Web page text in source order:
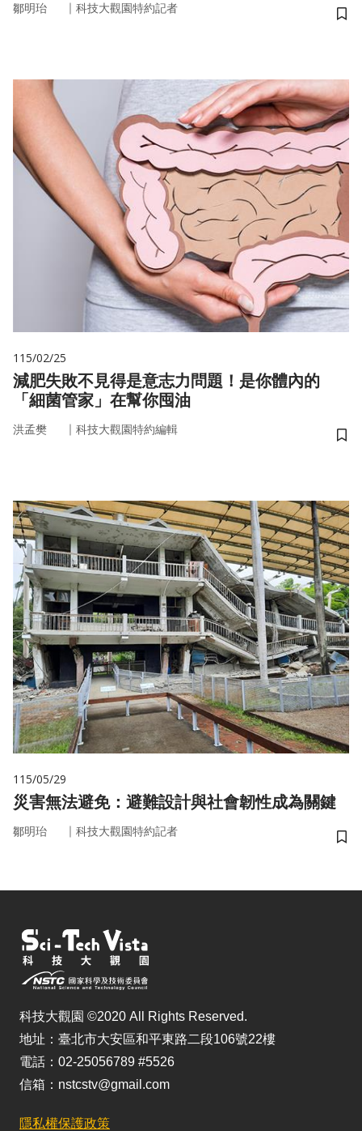
鄒明珆 ｜ 科技大觀園特約記者
儲
115/02/25
減肥失敗不見得是意志力問題！是你體內的
「細菌管家」在幫你囤油
洪孟樊 ｜ 科技大觀園特約編輯
儲
115/05/29
災害無法避免：避難設計與社會韌性成為關鍵
鄒明珆 ｜ 科技大觀園特約記者
儲
科技大觀園 ©2020 All Rights Reserved.
地址：臺北市大安區和平東路二段106號22樓
電話：02-25056789 #5526
信箱：nstcstv@gmail.com
隱私權保護政策